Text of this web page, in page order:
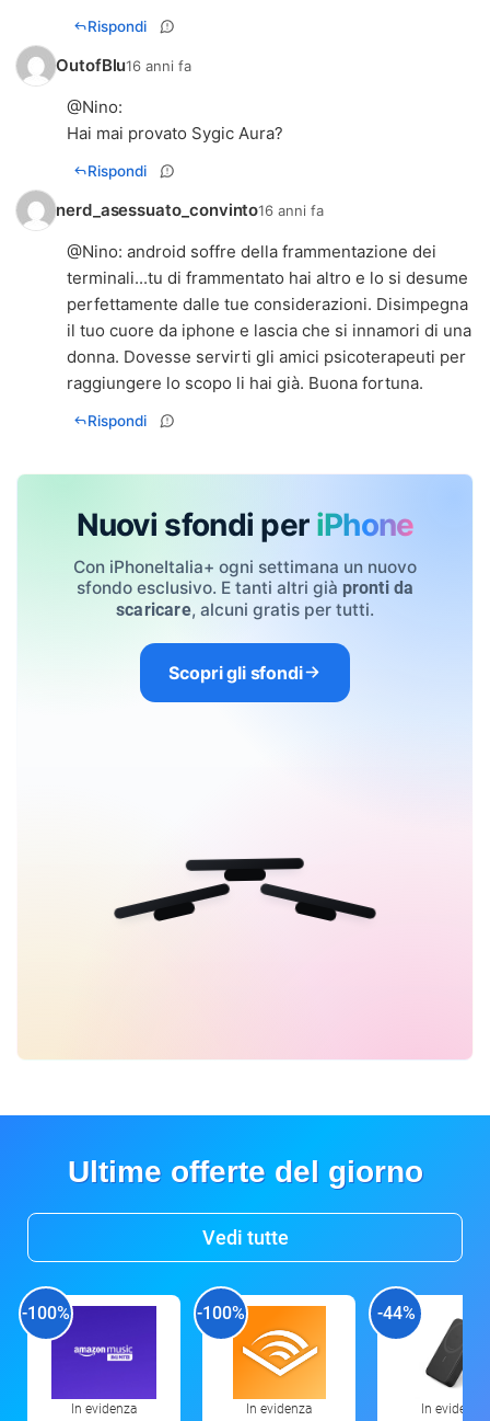
Rispondi
OutofBlu16 anni fa
@Nino:
Hai mai provato Sygic Aura?
Rispondi
nerd_asessuato_convinto16 anni fa
@Nino: android soffre della frammentazione dei
terminali...tu di frammentato hai altro e lo si desume
perfettamente dalle tue considerazioni. Disimpegna
il tuo cuore da iphone e lascia che si innamori di una
donna. Dovesse servirti gli amici psicoterapeuti per
raggiungere lo scopo li hai già. Buona fortuna.
Rispondi
Nuovi sfondi per iPhone
Con iPhoneItalia+ ogni settimana un nuovo
sfondo esclusivo. E tanti altri già pronti da
scaricare, alcuni gratis per tutti.
Scopri gli sfondi
Ultime offerte del giorno
Vedi tutte
-100%
In evidenza
-100%
In evidenza
-44%
In evidenza